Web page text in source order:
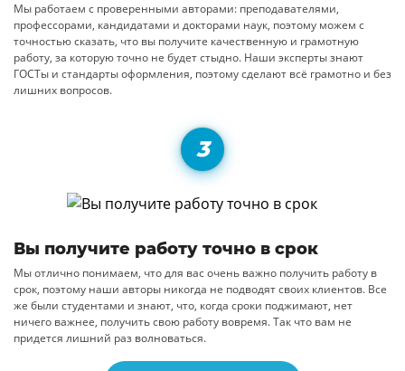
Мы работаем с проверенными авторами: преподавателями,
профессорами, кандидатами и докторами наук, поэтому можем с
точностью сказать, что вы получите качественную и грамотную
работу, за которую точно не будет стыдно. Наши эксперты знают
ГОСТы и стандарты оформления, поэтому сделают всё грамотно и без
лишних вопросов.
Вы получите работу точно в срок
Мы отлично понимаем, что для вас очень важно получить работу в
срок, поэтому наши авторы никогда не подводят своих клиентов. Все
же были студентами и знают, что, когда сроки поджимают, нет
ничего важнее, получить свою работу вовремя. Так что вам не
придется лишний раз волноваться.